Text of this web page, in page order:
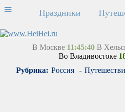
≡ Праздники
В Москве 11:45:40 В
Во Владивостоке
Рубрика: Россия -